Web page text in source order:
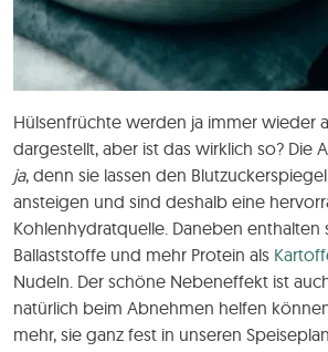
Hülsenfrüchte werden ja immer wieder
dargestellt, aber ist das wirklich so? Die
ja, denn sie lassen den
ansteigen und sind deshalb eine
Kohlenhydratquelle. Daneben enthalten
Ballaststoffe und mehr Protein als
Nudeln. Der schöne Nebeneffekt ist
natürlich beim Abnehmen helfen
mehr, sie ganz fest in unseren